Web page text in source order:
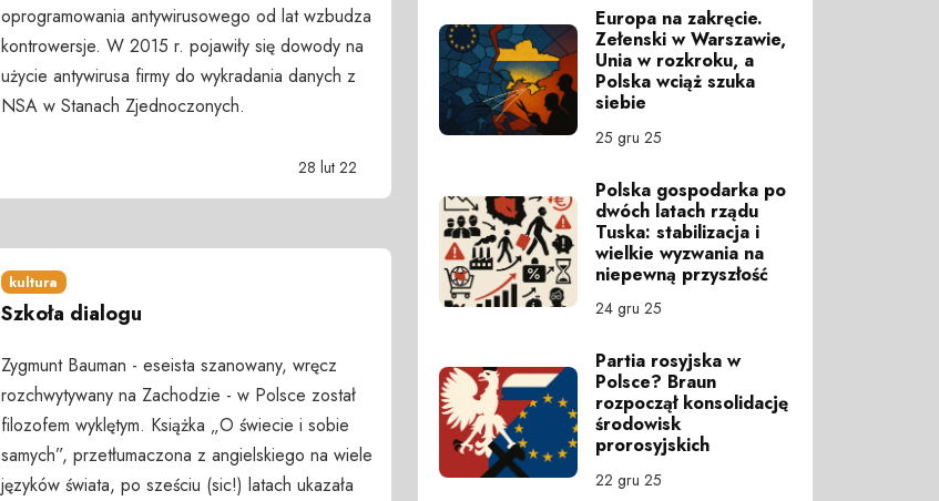
oprogramowania antywirusowego od lat wzbudza
kontrowersje. W 2015 r. pojawiły się dowody na
użycie antywirusa firmy do wykradania danych z
NSA w Stanach Zjednoczonych.
28 lut 22
kultura
Szkoła dialogu
Zygmunt Bauman - eseista szanowany, wręcz
rozchwytywany na Zachodzie - w Polsce został
filozofem wyklętym. Książka „O świecie i sobie
samych”, przetłumaczona z angielskiego na wiele
języków świata, po sześciu (sic!) latach ukazała
Europa na zakręcie.
Zełenski w Warszawie,
Unia w rozkroku, a
Polska wciąż szuka
siebie
25 gru 25
Polska gospodarka po
dwóch latach rządu
Tuska: stabilizacja i
wielkie wyzwania na
niepewną przyszłość
24 gru 25
Partia rosyjska w
Polsce? Braun
rozpoczął konsolidację
środowisk
prorosyjskich
22 gru 25